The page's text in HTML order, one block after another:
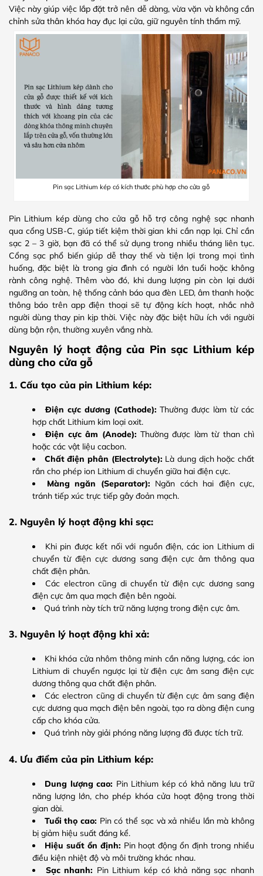
Việc này giúp việc lắp đặt trở nên dễ dàng, vừa vặn và không cần
chỉnh sửa thân khóa hay đục lại cửa, giữ nguyên tính thẩm mỹ.
Pin sạc Lithium kép có kích thước phù hợp cho cửa gỗ
Pin Lithium kép dùng cho cửa gỗ hỗ trợ công nghệ sạc nhanh
qua cổng USB-C, giúp tiết kiệm thời gian khi cần nạp lại. Chỉ cần
sạc 2 – 3 giờ, bạn đã có thể sử dụng trong nhiều tháng liên tục.
Cổng sạc phổ biến giúp dễ thay thế và tiện lợi trong mọi tình
huống, đặc biệt là trong gia đình có người lớn tuổi hoặc không
rành công nghệ. Thêm vào đó, khi dung lượng pin còn lại dưới
ngưỡng an toàn, hệ thống cảnh báo qua đèn LED, âm thanh hoặc
thông báo trên app điện thoại sẽ tự động kích hoạt, nhắc nhở
người dùng thay pin kịp thời. Việc này đặc biệt hữu ích với người
dùng bận rộn, thường xuyên vắng nhà.
Nguyên lý hoạt động của Pin sạc Lithium kép
dùng cho cửa gỗ
1. Cấu tạo của pin Lithium kép:
Điện cực dương (Cathode): Thường được làm từ các
hợp chất Lithium kim loại oxit.
Điện cực âm (Anode): Thường được làm từ than chì
hoặc các vật liệu cacbon.
Chất điện phân (Electrolyte): Là dung dịch hoặc chất
rắn cho phép ion Lithium di chuyển giữa hai điện cực.
Màng ngăn (Separator): Ngăn cách hai điện cực,
tránh tiếp xúc trực tiếp gây đoản mạch.
2. Nguyên lý hoạt động khi sạc:
Khi pin được kết nối với nguồn điện, các ion Lithium di
chuyển từ điện cực dương sang điện cực âm thông qua
chất điện phân.
Các electron cũng di chuyển từ điện cực dương sang
điện cực âm qua mạch điện bên ngoài.
Quá trình này tích trữ năng lượng trong điện cực âm.
3. Nguyên lý hoạt động khi xả:
Khi khóa cửa nhôm thông minh cần năng lượng, các ion
Lithium di chuyển ngược lại từ điện cực âm sang điện cực
dương thông qua chất điện phân.
Các electron cũng di chuyển từ điện cực âm sang điện
cực dương qua mạch điện bên ngoài, tạo ra dòng điện cung
cấp cho khóa cửa.
Quá trình này giải phóng năng lượng đã được tích trữ.
4. Ưu điểm của pin Lithium kép:
Dung lượng cao: Pin Lithium kép có khả năng lưu trữ
năng lượng lớn, cho phép khóa cửa hoạt động trong thời
gian dài.
Tuổi thọ cao: Pin có thể sạc và xả nhiều lần mà không
bị giảm hiệu suất đáng kể.
Hiệu suất ổn định: Pin hoạt động ổn định trong nhiều
điều kiện nhiệt độ và môi trường khác nhau.
Sạc nhanh: Pin Lithium kép có khả năng sạc nhanh